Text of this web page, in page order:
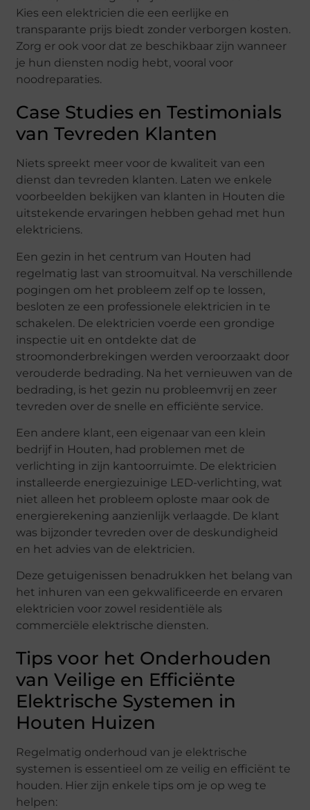
Kies een elektricien die een eerlijke en
transparante prijs biedt zonder verborgen kosten.
Zorg er ook voor dat ze beschikbaar zijn wanneer
je hun diensten nodig hebt, vooral voor
noodreparaties.
Case Studies en Testimonials
van Tevreden Klanten
Niets spreekt meer voor de kwaliteit van een
dienst dan tevreden klanten. Laten we enkele
voorbeelden bekijken van klanten in Houten die
uitstekende ervaringen hebben gehad met hun
elektriciens.
Een gezin in het centrum van Houten had
regelmatig last van stroomuitval. Na verschillende
pogingen om het probleem zelf op te lossen,
besloten ze een professionele elektricien in te
schakelen. De elektricien voerde een grondige
inspectie uit en ontdekte dat de
stroomonderbrekingen werden veroorzaakt door
verouderde bedrading. Na het vernieuwen van de
bedrading, is het gezin nu probleemvrij en zeer
tevreden over de snelle en efficiënte service.
Een andere klant, een eigenaar van een klein
bedrijf in Houten, had problemen met de
verlichting in zijn kantoorruimte. De elektricien
installeerde energiezuinige LED-verlichting, wat
niet alleen het probleem oploste maar ook de
energierekening aanzienlijk verlaagde. De klant
was bijzonder tevreden over de deskundigheid
en het advies van de elektricien.
Deze getuigenissen benadrukken het belang van
het inhuren van een gekwalificeerde en ervaren
elektricien voor zowel residentiële als
commerciële elektrische diensten.
Tips voor het Onderhouden
van Veilige en Efficiënte
Elektrische Systemen in
Houten Huizen
Regelmatig onderhoud van je elektrische
systemen is essentieel om ze veilig en efficiënt te
houden. Hier zijn enkele tips om je op weg te
helpen: